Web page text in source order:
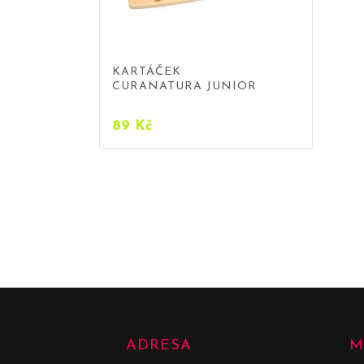
KARTÁČEK
CURANATURA JUNIOR
89 Kč
ADRESA